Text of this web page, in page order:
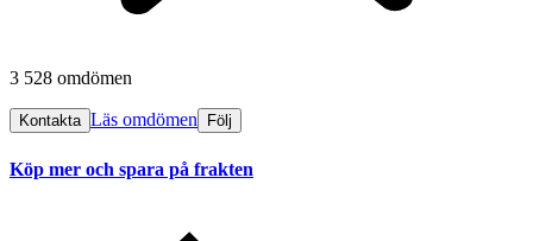
3 528 omdömen
Kontakta Läs omdömen Följ
Köp mer och spara på frakten